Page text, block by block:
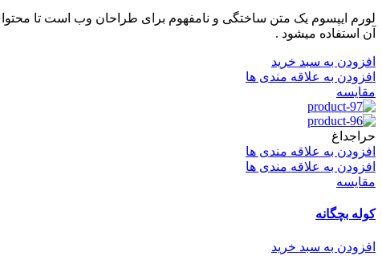
لورم ایپسوم یک متن ساختگی و نامفهوم برای طراحان وب است تا
آن استفاده میشود .
افزودن به سبد خرید
افزودن به علاقه مندی ها
مقایسه
حراجداغ
افزودن به علاقه مندی ها
افزودن به علاقه مندی ها
مقایسه
کوله بچگانه
افزودن به سبد خرید